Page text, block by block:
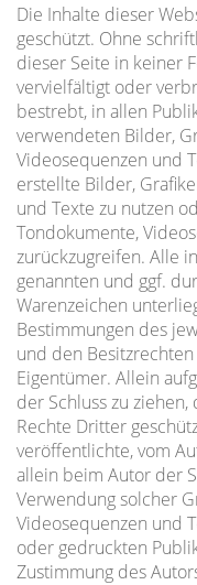
Die Inhalte dieser
geschützt. Ohne
dieser Seite in keiner
vervielfältigt oder
bestrebt, in allen
verwendeten Bilder,
Videosequenzen und
erstellte Bilder,
und Texte zu nutzen
Tondokumente,
zurückzugreifen. Alle
genannten und ggf.
Warenzeichen
Bestimmungen des
und den
Eigentümer. Allein
der Schluss zu
Rechte Dritter
veröffentlichte, vom
allein beim Autor der
Verwendung solcher
Videosequenzen und
oder gedruckten
Zustimmung des